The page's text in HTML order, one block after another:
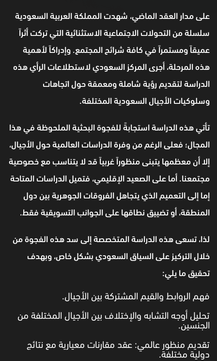
على مدار العقد الماضي، شهدت المملكة العربية السعودية
سلسلة من التحولات الاجتماعية الاستثنائية التي تركت أثراً
عميقاً ومستمراً في كافة شرائح المجتمع. وإدراكاً لأهمية
هذه المرحلة، أجرى المركز السعودي لاستطلاعات الرأي هذه
الدراسة لتقديم رؤية شاملة ومعمقة حول اتجاهات
وسلوكيات الأجيال السعودية المختلفة.
تأتي هذه الدراسة استجابةً للفجوة البحثية الملحوظة في هذا
المجال؛ فعلى الرغم من وفرة الدراسات العالمية حول الأجيال،
إلا أن معظمها يتبنى منظوراً غربياً قد لا يتناسب مع خصوصية
مجتمعنا. أما على الصعيد الإقليمي، فتميل الدراسات المتاحة
إما إلى التعميم الذي يتجاهل الفروقات الجوهرية بين دول
المنطقة، أو تضييق نطاقها على الجوانب التسويقية فقط.
لذا، تسعى هذه الدراسة المتخصصة إلى سد هذه الفجوة من
خلال التركيز على السياق السعودي بشكل خاص، وبهدف
تحقيق ما يلي:
فهم الروابط والقيم المشتركة بين الأجيال.
تحليل أوجه التشابه والإختلاف بين الأجيال المختلفة من
الجنسين.
تقديم منظور عالمي: عقد مقارنات معيارية مع نتائج
دولية مختلفة.